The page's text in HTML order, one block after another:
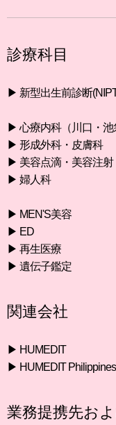
診療科目
▶︎ 新型出生前診断
▶︎ 心療内科（川口・池
▶︎ 形成外科・皮膚科
▶︎ 美容点滴・美容注射
▶︎ 婦人科
▶︎ MEN'S美容
▶︎ ED
▶︎ 再生医療
▶︎ 遺伝子鑑定
関連会社
▶︎ HUMEDIT
▶︎ HUMEDIT Philippines
業務提携先お